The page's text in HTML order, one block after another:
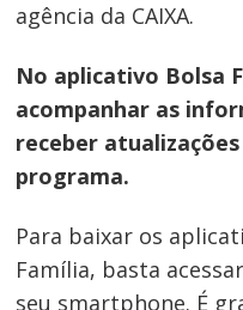
agência da CAIXA.
No aplicativo Bolsa
acompanhar as
receber
programa.
Para baixar os
Família, basta
seu smartphone. É
Navegação
Post